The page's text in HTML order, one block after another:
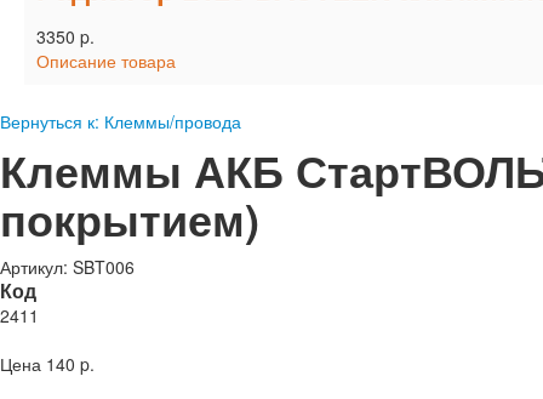
3350 p.
Описание товара
Вернуться к: Клеммы/провода
Клеммы АКБ
покрытием)
Артикул: SBT006
Код
2411
Цена 140 p.